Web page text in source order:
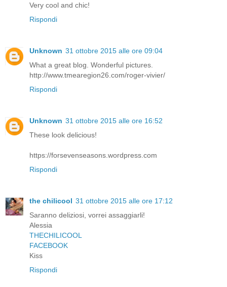
Very cool and chic!
Rispondi
Unknown 31 ottobre 2015 alle ore 09:04
What a great blog. Wonderful pictures.
http://www.tmearegion26.com/roger-vivier/
Rispondi
Unknown 31 ottobre 2015 alle ore 16:52
These look delicious!
https://forsevenseasons.wordpress.com
Rispondi
the chilicool 31 ottobre 2015 alle ore 17:12
Saranno deliziosi, vorrei assaggiarli!
Alessia
THECHILICOOL
FACEBOOK
Kiss
Rispondi